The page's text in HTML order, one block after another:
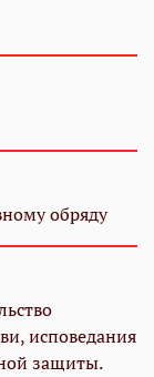
обряду
исповедания
защиты.